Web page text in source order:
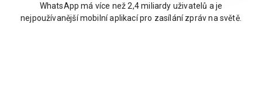
WhatsApp má více než 2,4 miliardy uživatelů a je
nejpoužívanější mobilní aplikací pro zasílání zpráv na světě.